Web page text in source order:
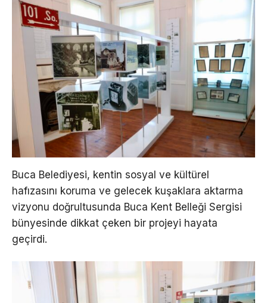
Buca Belediyesi, kentin sosyal ve kültürel
hafızasını koruma ve gelecek kuşaklara aktarma
vizyonu doğrultusunda Buca Kent Belleği Sergisi
bünyesinde dikkat çeken bir projeyi hayata
geçirdi.